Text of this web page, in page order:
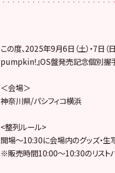
この度、2025年9月6日（土）・7日
pumpkin!』OS盤発売記念個別握
＜会場＞
神奈川県/パシフィコ横浜
<整列ルール>
開場〜10:30に会場内のグッズ・生
※販売時間10:00〜10:30のリスト